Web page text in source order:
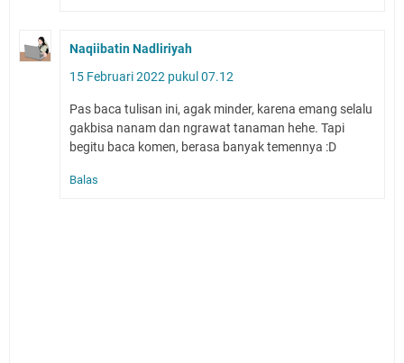
Naqiibatin Nadliriyah
15 Februari 2022 pukul 07.12
Pas baca tulisan ini, agak minder, karena emang selalu
gakbisa nanam dan ngrawat tanaman hehe. Tapi
begitu baca komen, berasa banyak temennya :D
Balas